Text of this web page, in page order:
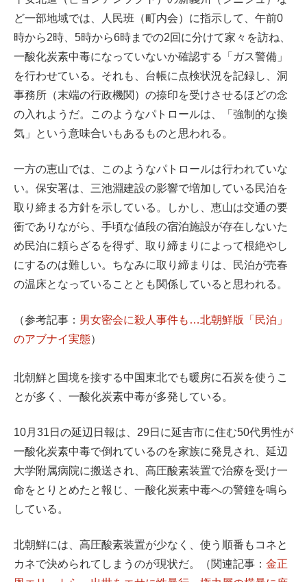
ど一部地域では、人民班（町内会）に指示して、午前0
時から2時、5時から6時までの2回に分けて家々を訪ね、
一酸化炭素中毒になっていないか確認する「ガス警備」
を行わせている。それも、台帳に点検状況を記録し、洞
事務所（末端の行政機関）の捺印を受けさせるほどの念
の入れようだ。このようなパトロールは、「強制的な換
気」という意味合いもあるものと思われる。
一方の恵山では、このようなパトロールは行われていな
い。保安署は、三池淵建設の影響で増加している民泊を
取り締まる方針を示している。しかし、恵山は交通の要
衝でありながら、手頃な値段の宿泊施設が存在しないた
め民泊に頼らざるを得ず、取り締まりによって根絶やし
にするのは難しい。ちなみに取り締まりは、民泊が売春
の温床となっていることとも関係していると思われる。
（参考記事： 男女密会に殺人事件も…北朝鮮版「民泊」
のアブナイ実態）
北朝鮮と国境を接する中国東北でも暖房に石炭を使うこ
とが多く、一酸化炭素中毒が多発している。
10月31日の延辺日報は、29日に延吉市に住む50代男性が
一酸化炭素中毒で倒れているのを家族に発見され、延辺
大学附属病院に搬送され、高圧酸素装置で治療を受け一
命をとりとめたと報じ、一酸化炭素中毒への警鐘を鳴ら
している。
北朝鮮には、高圧酸素装置が少なく、使う順番もコネと
カネで決められてしまうのが現状だ。（関連記事： 金正